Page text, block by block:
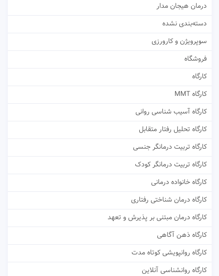
درمان هیجان مدار
دسته‌بندی نشده
سوپرویژن و کارورزی
فروشگاه
کارگاه
کارگاه MMT
کارگاه آسیب شناسی روانی
کارگاه تحلیل رفتار متقابل
کارگاه تربیت درمانگر جنسی
کارگاه تربیت درمانگر کودک
کارگاه خانواده درمانی
کارگاه درمان شناختی رفتاری
کارگاه درمان مبتنی بر پذیرش و تعهد
کارگاه ذهن آگاهی
کارگاه روانپویشی کوتاه مدت
کارگاه روانشناسی آنلاین